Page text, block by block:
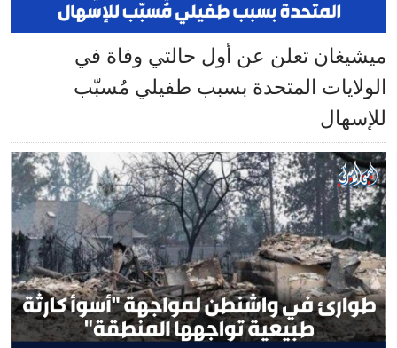
ميشيغان تعلن عن أول حالتي وفاة في
الولايات المتحدة بسبب طفيلي مُسبّب
للإسهال